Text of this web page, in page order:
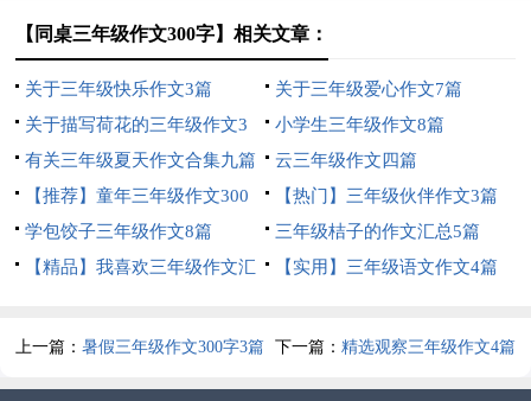
【同桌三年级作文300字】相关文章：
关于三年级快乐作文3篇
关于三年级爱心作文7篇
关于描写荷花的三年级作文3
篇
小学生三年级作文8篇
有关三年级夏天作文合集九篇
云三年级作文四篇
【推荐】童年三年级作文300
字10篇
【热门】三年级伙伴作文3篇
学包饺子三年级作文8篇
三年级桔子的作文汇总5篇
【精品】我喜欢三年级作文汇
【实用】三年级语文作文4篇
上一篇：暑假三年级作文300字3篇 下一篇： 精选观察三年级作文4篇